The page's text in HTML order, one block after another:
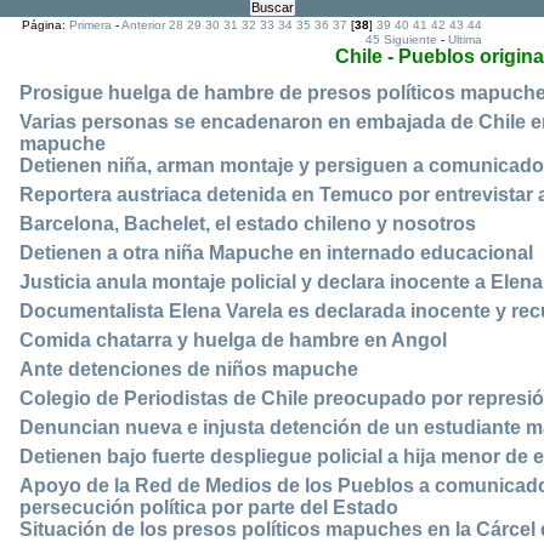
Página:Primera -Anterior 28 29 30 31 32 33 34 35 36 37 [38]39 40 41 42 43 44
45 Siguiente -Ultima
Chile - Pueblos
Prosigue huelga de hambre de presos políticos
Varias personas se encadenaron en embajada de Chile
mapuche
Detienen niña, arman montaje y persiguen a
Reportera austriaca detenida en Temuco por entrevistar
Barcelona, Bachelet, el estado chileno y nosotros
Detienen a otra niña Mapuche en internado educacional
Justicia anula montaje policial y declara inocente a
Documentalista Elena Varela es declarada inocente y
Comida chatarra y huelga de hambre en Angol
Ante detenciones de niños mapuche
Colegio de Periodistas de Chile preocupado por
Denuncian nueva e injusta detención de un estudiante
Detienen bajo fuerte despliegue policial a hija menor de
Apoyo de la Red de Medios de los Pueblos a
persecución política por parte del Estado
Situación de los presos políticos mapuches en la Cárcel